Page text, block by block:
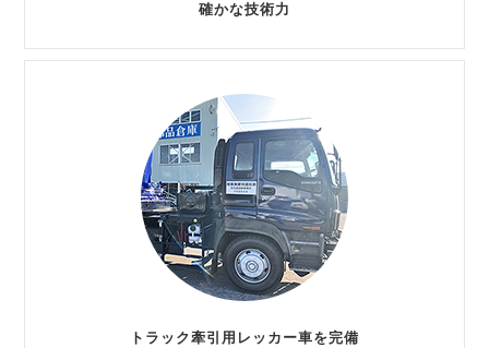
確かな技術力
トラック牽引用レッカー車を完備